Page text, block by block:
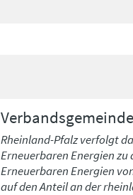
Verbandsgemeinde
Rheinland-Pfalz verfolgt
Erneuerbaren Energien zu
Erneuerbaren Energien
auf den Anteil an der